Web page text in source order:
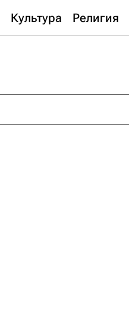
Культура Религия